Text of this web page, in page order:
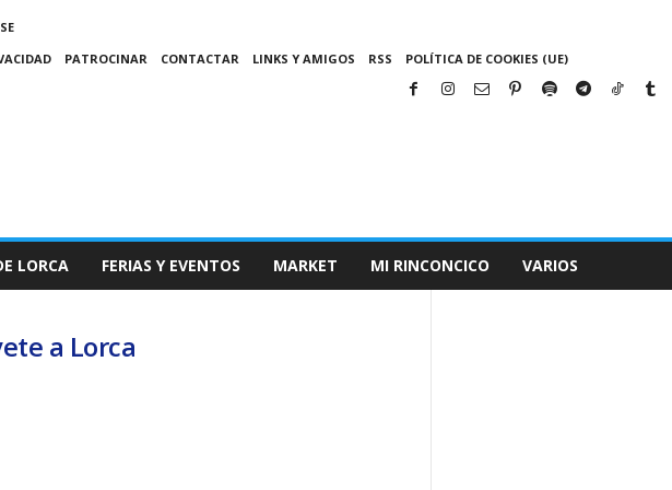
PATROCINAR CONTACTAR LINKS Y AMIGOS RSS POLÍTICA DE COOKIES (UE)
LORCA FERIAS Y EVENTOS MARKET MI RINCONCICO VARIOS
a Lorca